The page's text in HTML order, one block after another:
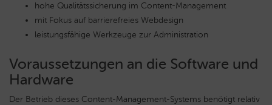
hohe Qualitätssicherung im Content-Management
mit Fokus auf barrierefreies Webdesign
leistungsfähige Werkzeuge zur Administration
Voraussetzungen an die Software und
Hardware
Der Betrieb dieses Content-Management-Systems benötigt relativ